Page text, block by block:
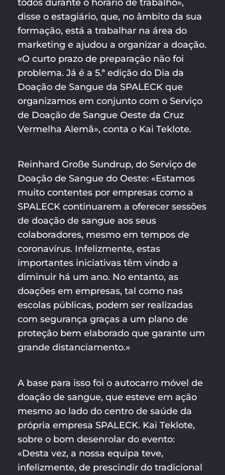
todos durante o horário de trabalho»,
disse o estagiário, que, no âmbito da sua
formação, está a trabalhar na área do
marketing e ajudou a organizar a doação.
«O curto prazo de preparação não foi
problema. Já é a 5.ª edição do Dia da
Doação de Sangue da SPALECK que
organizamos em conjunto com o Serviço
de Doação de Sangue Oeste da Cruz
Vermelha Alemã», conta o Kai Teklote.
Reinhard Große Sundrup, do Serviço de
Doação de Sangue do Oeste: «Estamos
muito contentes por empresas como a
SPALECK continuarem a oferecer sessões
de doação de sangue aos seus
colaboradores, mesmo em tempos de
coronavírus. Infelizmente, estas
importantes iniciativas têm vindo a
diminuir há um ano. No entanto, as
doações em empresas, tal como nas
escolas públicas, podem ser realizadas
com segurança graças a um plano de
proteção bem elaborado que garante um
grande distanciamento.»
A base para isso foi o autocarro móvel de
doação de sangue, que esteve em ação
mesmo ao lado do centro de saúde da
própria empresa SPALECK. Kai Teklote,
sobre o bom desenrolar do evento:
«Desta vez, a nossa equipa teve,
infelizmente, de prescindir do tradicional